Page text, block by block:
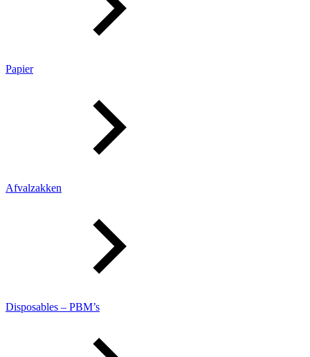
Papier
Afvalzakken
Disposables – PBM’s